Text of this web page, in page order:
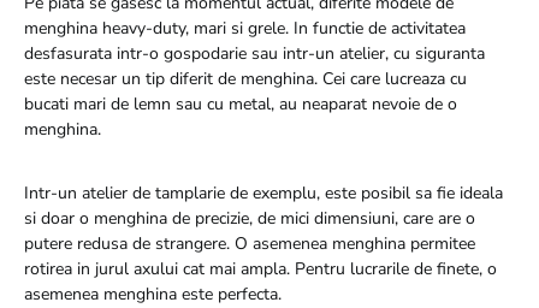
menghina heavy-duty, mari si grele. In functie de activitatea
desfasurata intr-o gospodarie sau intr-un atelier, cu siguranta
este necesar un tip diferit de menghina. Cei care lucreaza cu
bucati mari de lemn sau cu metal, au neaparat nevoie de o
menghina.
Intr-un atelier de tamplarie de exemplu, este posibil sa fie ideala
si doar o menghina de precizie, de mici dimensiuni, care are o
putere redusa de strangere. O asemenea menghina permitee
rotirea in jurul axului cat mai ampla. Pentru lucrarile de finete, o
asemenea menghina este perfecta.